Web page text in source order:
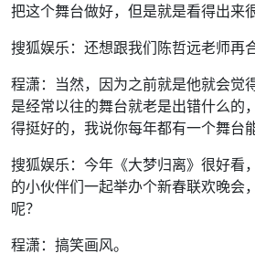
把这个舞台做好，但是就是看得出来
搜狐娱乐：还想跟我们陈哲远老师再
程潇：当然，因为之前就是他就会觉
是经常以往的舞台就老是出错什么的
得挺好的，我说你每年都有一个舞台
搜狐娱乐：今年《大梦归离》很好看
的小伙伴们一起举办个新春联欢晚会
呢？
程潇：搞笑画风。